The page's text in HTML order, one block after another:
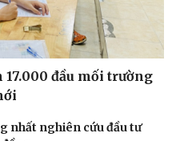
đầu mối trường
nhất nghiên cứu đầu tư